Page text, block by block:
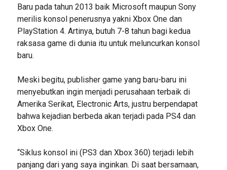
Baru pada tahun 2013 baik Microsoft maupun Sony
merilis konsol penerusnya yakni Xbox One dan
PlayStation 4. Artinya, butuh 7-8 tahun bagi kedua
raksasa game di dunia itu untuk meluncurkan konsol
baru.
Meski begitu, publisher game yang baru-baru ini
menyebutkan ingin menjadi perusahaan terbaik di
Amerika Serikat, Electronic Arts, justru berpendapat
bahwa kejadian berbeda akan terjadi pada PS4 dan
Xbox One.
“Siklus konsol ini (PS3 dan Xbox 360) terjadi lebih
panjang dari yang saya inginkan. Di saat bersamaan,